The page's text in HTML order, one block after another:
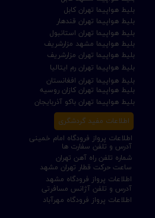
بلیط هواپیما تهران کابل
بلیط هواپیما تهران مزارشریف
بلیط هواپیما تهران قندهار
بلیط هواپیما تهران افغانستان
بلیط هواپیما مشهد مزارشریف
بلیط هواپیما تهران رم ایتالیا
اطلاعات پرواز فرودگاه امام خمینی
بلیط هواپیما تهران باکو آذربایجان
بلیط هواپیما تهران استانبول
بلیط هواپیما تهران کازان روسیه
ساعت حرکت قطار تهران مشهد
شماره تلفن راه آهن تهران
اطلاعات پرواز فرودگاه مهرآباد
اطلاعات پرواز فرودگاه مشهد
آدرس و تلفن سفارت ها
آدرس و تلفن آژانس مسافرتی
اطلاعات مفید گردشگری